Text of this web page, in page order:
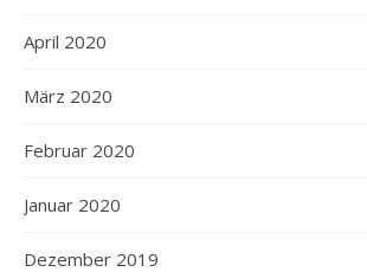
April 2020
März 2020
Februar 2020
Januar 2020
Dezember 2019